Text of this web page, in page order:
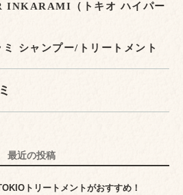
INKARAMI（トキオ ハイパー
シャンプー/トリートメント
最近の投稿
トリートメントがおすすめ！